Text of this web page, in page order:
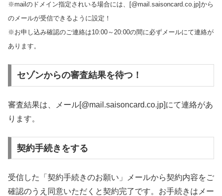
※mailのドメイン指定されいる場合には、[@mail.saisoncard.co.jp]から
のメールが受信できるように設定！
※お申し込み確認のご連絡は10:00～20:00の間に必ずメールにて連絡が
あります。
セゾンからの審査結果を待つ！
審査結果は、メール[@mail.saisoncard.co.jp]にて連絡があ
ります。
契約手続きをする
受信した「契約手続きのお願い」メールから契約内容をご
確認のうえ同意いただくと契約完了です。お手続きはメー